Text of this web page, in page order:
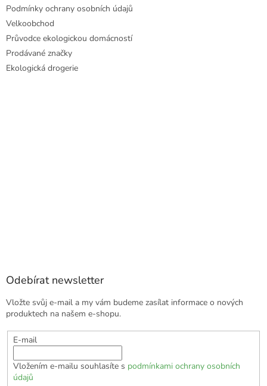
Podmínky ochrany osobních údajů
Velkoobchod
Průvodce ekologickou domácností
Prodávané značky
Ekologická drogerie
Odebírat newsletter
Vložte svůj e-mail a my vám budeme zasílat informace o nových
produktech na našem e-shopu.
E-mail
Vložením e-mailu souhlasíte s podmínkami ochrany osobních
údajů